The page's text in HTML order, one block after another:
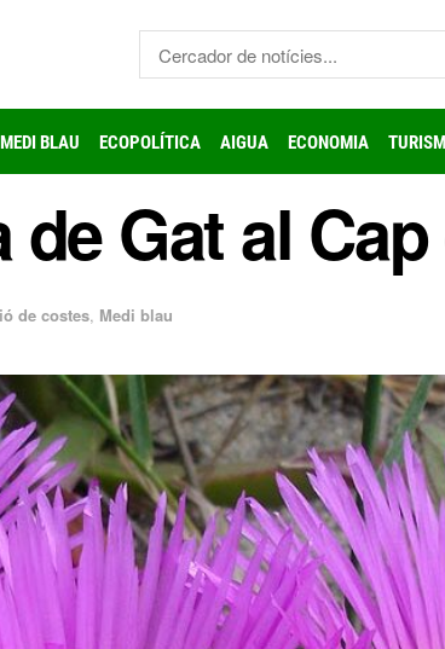
MEDI BLAU ECOPOLÍTICA AIGUA ECONOMIA
de Gat al
de costes, Medi blau